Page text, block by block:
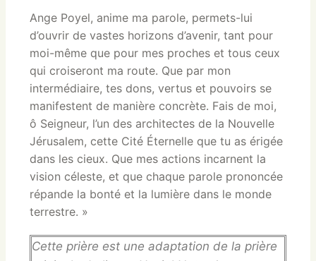
Ange Poyel, anime ma parole, permets-lui
d’ouvrir de vastes horizons d’avenir, tant pour
moi-même que pour mes proches et tous ceux
qui croiseront ma route. Que par mon
intermédiaire, tes dons, vertus et pouvoirs se
manifestent de manière concrète. Fais de moi,
ô Seigneur, l’un des architectes de la Nouvelle
Jérusalem, cette Cité Éternelle que tu as érigée
dans les cieux. Que mes actions incarnent la
vision céleste, et que chaque parole prononcée
répande la bonté et la lumière dans le monde
terrestre. »
Cette prière est une adaptation de la prière